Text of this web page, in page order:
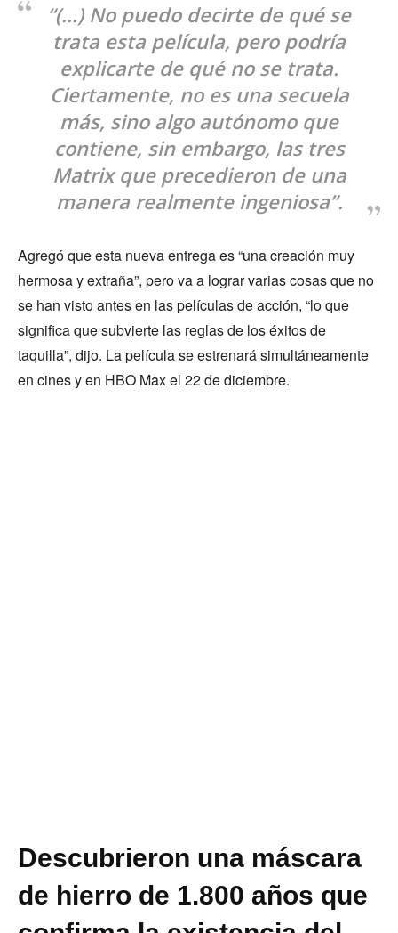
“(…) No puedo decirte de qué se
trata esta película, pero podría
explicarte de qué no se trata.
Ciertamente, no es una secuela
más, sino algo autónomo que
contiene, sin embargo, las tres
Matrix que precedieron de una
manera realmente ingeniosa”.
Agregó que esta nueva entrega es “una creación muy
hermosa y extraña”, pero va a lograr varias cosas que no
se han visto antes en las películas de acción, “lo que
significa que subvierte las reglas de los éxitos de
taquilla”, dijo. La película se estrenará simultáneamente
en cines y en HBO Max el 22 de diciembre.
Descubrieron una máscara
de hierro de 1.800 años que